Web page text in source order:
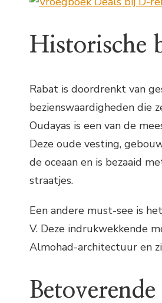
Historische
Rabat is doordrenkt van
bezienswaardigheden die
Oudayas is een van de
Deze oude vesting,
de oceaan en is bezaaid
straatjes.
Een andere must-see is
V. Deze indrukwekkende
Almohad-architectuur en